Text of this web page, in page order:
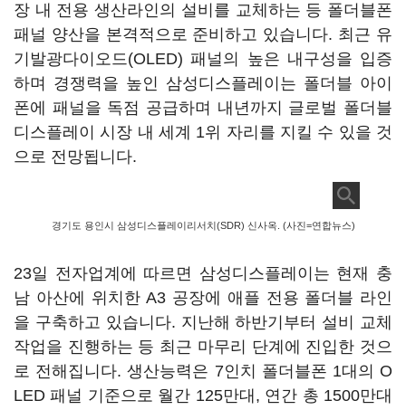
장 내 전용 생산라인의 설비를 교체하는 등 폴더블폰
패널 양산을 본격적으로 준비하고 있습니다. 최근 유
기발광다이오드(OLED) 패널의 높은 내구성을 입증
하며 경쟁력을 높인 삼성디스플레이는 폴더블 아이
폰에 패널을 독점 공급하며 내년까지 글로벌 폴더블
디스플레이 시장 내 세계 1위 자리를 지킬 수 있을 것
으로 전망됩니다.
경기도 용인시 삼성디스플레이리서치(SDR) 신사옥. (사진=연합뉴스)
23일 전자업계에 따르면 삼성디스플레이는 현재 충
남 아산에 위치한 A3 공장에 애플 전용 폴더블 라인
을 구축하고 있습니다. 지난해 하반기부터 설비 교체
작업을 진행하는 등 최근 마무리 단계에 진입한 것으
로 전해집니다. 생산능력은 7인치 폴더블폰 1대의 O
LED 패널 기준으로 월간 125만대, 연간 총 1500만대